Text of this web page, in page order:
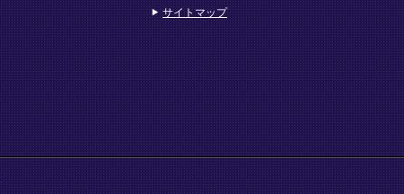
サイトマップ